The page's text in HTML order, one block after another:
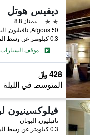
ديفيس هوتل
2 نجمتين
ممتاز 8.8
Argous 50, نافبليون, اليونان
0.3 كيلومتر عن وسط المدينة
موقف السيارات
428 ﷼
المتوسط في الليلة
نافبليون, اليونان
0.3 كيلومتر عن وسط المدينة